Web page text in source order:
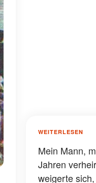
WEITERLESEN
Mein Mann,
Jahren
weigerte